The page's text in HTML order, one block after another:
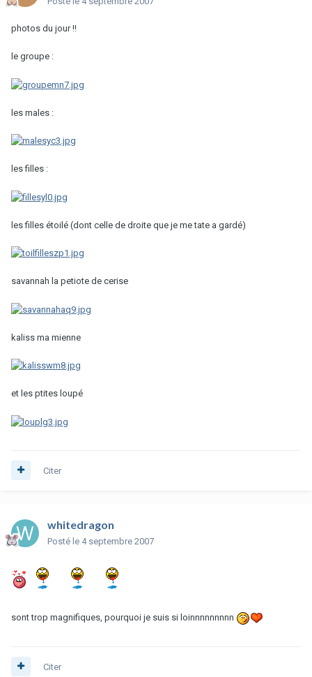
photos du jour !!
le groupe :
les males :
les filles :
les filles étoilé (dont celle de droite que je me tate a gardé)
savannah la petiote de cerise
kaliss ma mienne
et les ptites loupé
Citer
whitedragon
Posté le 4 septembre 2007
sont trop magnifiques, pourquoi je suis si loinnnnnnnnn
Citer